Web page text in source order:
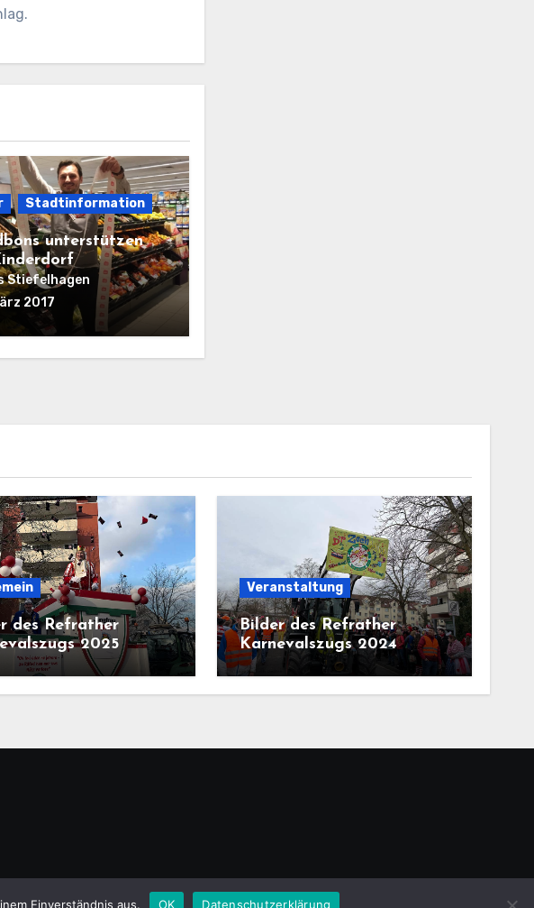
Stadtinformation
unterstützen
Stiefelhagen
2017
des Refrather
2025
Veranstaltung
Bilder des Refrather
Karnevalszugs 2024
Einverständnis aus. OK Datenschutzerklärung